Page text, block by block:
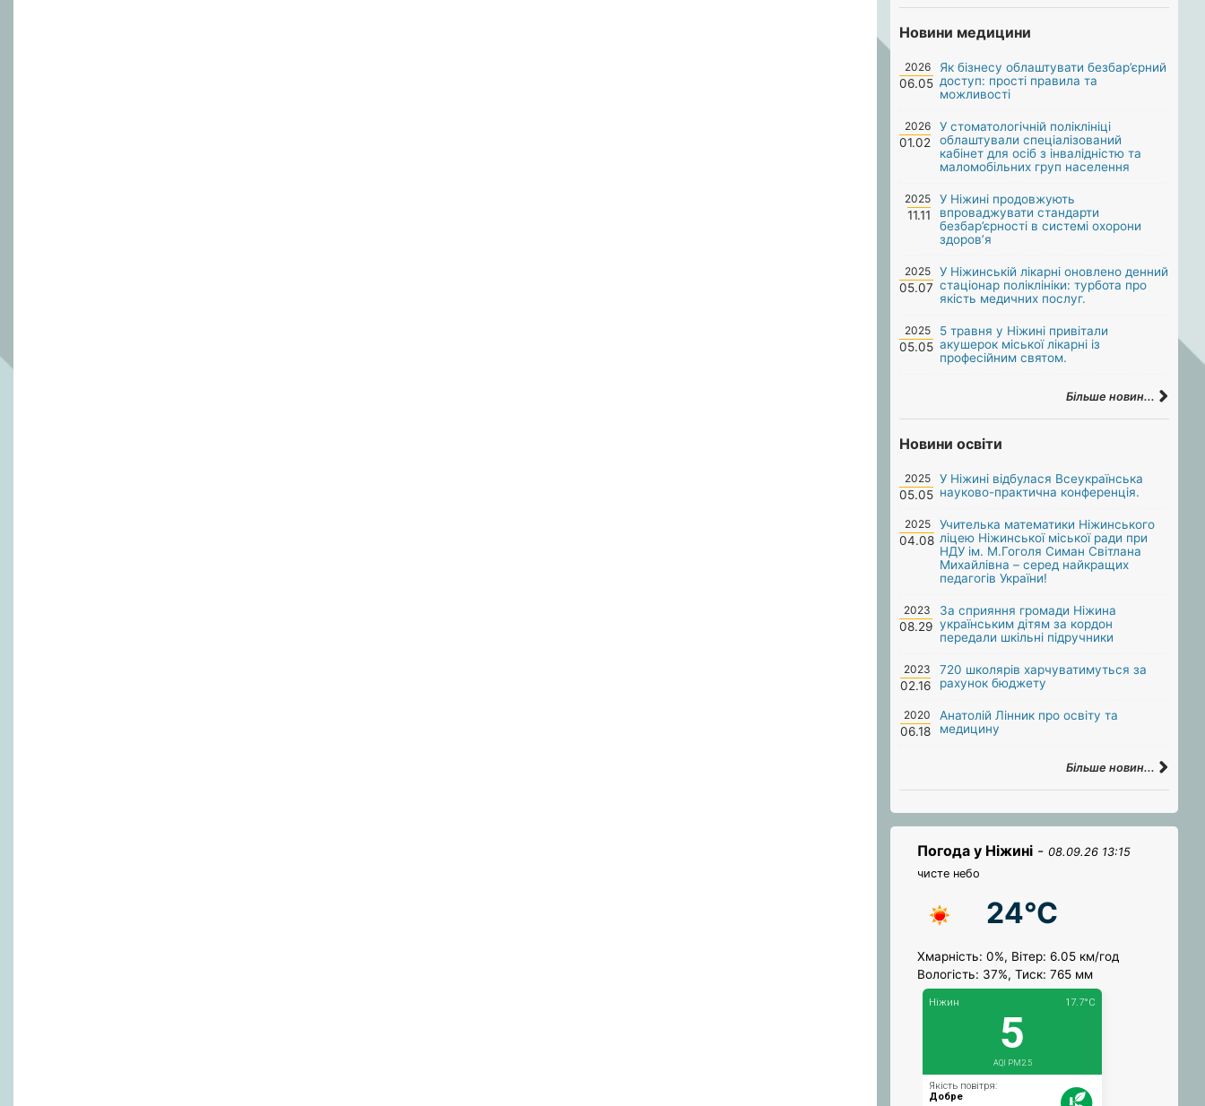
Новини медицини
2026
06.05
Як бізнесу облаштувати безбар’єрний
доступ: прості правила та
можливості
2026
01.02
У стоматологічній поліклініці
облаштували спеціалізований
кабінет для осіб з інвалідністю та
маломобільних груп населення
2025
11.11
У Ніжині продовжують
впроваджувати стандарти
безбар’єрності в системі охорони
здоров’я
2025
05.07
У Ніжинській лікарні оновлено денний
стаціонар поліклініки: турбота про
якість медичних послуг.
2025
05.05
5 травня у Ніжині привітали
акушерок міської лікарні із
професійним святом.
Більше новин...
Новини освіти
2025
05.05
У Ніжині відбулася Всеукраїнська
науково-практична конференція.
2025
04.08
Учителька математики Ніжинського
ліцею Ніжинської міської ради при
НДУ ім. М.Гоголя Симан Світлана
Михайлівна – серед найкращих
педагогів України!
2023
08.29
За сприяння громади Ніжина
українським дітям за кордон
передали шкільні підручники
2023
02.16
720 школярів харчуватимуться за
рахунок бюджету
2020
06.18
Анатолій Лінник про освіту та
медицину
Більше новин...
Погода у Ніжині - 08.09.26 13:15
чисте небо
24°C
Хмарність: 0%, Вітер: 6.05 км/год
Вологість: 37%, Тиск: 765 мм